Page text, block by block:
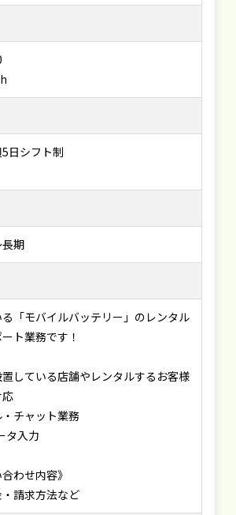
日シフト制
期
「モバイルバッテリー」のレンタル
ト業務です！
している店舗やレンタルするお客様
チャット業務
タ入力
わせ内容》
請求方法など